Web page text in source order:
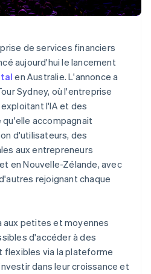
évolutions
en ligne
Marketplace
de services financiers
aujourd'hui le lancement
en Australie. L'annonce a
Sydney, où l'entreprise
l'IA et des
accompagnait
d'utilisateurs, des
aux entrepreneurs
en Nouvelle-Zélande, avec
rejoignant chaque
petites et moyennes
d'accéder à des
flexibles via la plateforme
dans leur croissance et
English